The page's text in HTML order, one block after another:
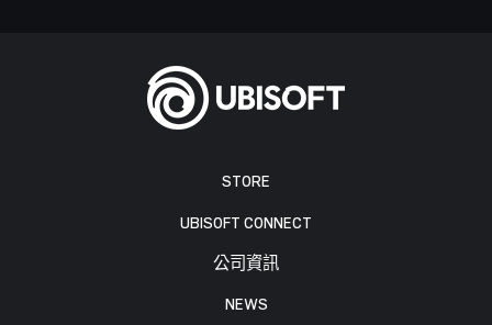
STORE
UBISOFT CONNECT
公司資訊
NEWS